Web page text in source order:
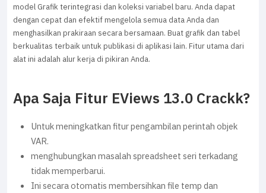
model Grafik terintegrasi dan koleksi variabel baru. Anda dapat
dengan cepat dan efektif mengelola semua data Anda dan
menghasilkan prakiraan secara bersamaan. Buat grafik dan tabel
berkualitas terbaik untuk publikasi di aplikasi lain. Fitur utama dari
alat ini adalah alur kerja di pikiran Anda.
Apa Saja Fitur EViews 13.0 Crackk?
Untuk meningkatkan fitur pengambilan perintah objek
VAR.
menghubungkan masalah spreadsheet seri terkadang
tidak memperbarui.
Ini secara otomatis membersihkan file temp dan